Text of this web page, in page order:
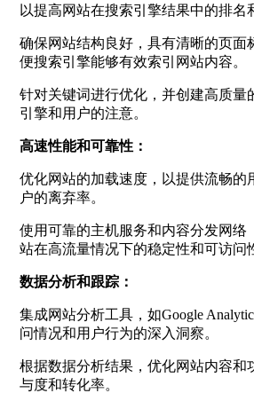
以提高网站在搜索引擎结果中的排名
确保网站结构良好，具有清晰的页面
便搜索引擎能够有效索引网站内容。
针对关键词进行优化，并创建高质量
引擎和用户的注意。
高速性能和可靠性：
优化网站的加载速度，以提供流畅的
户的离弃率。
使用可靠的主机服务和内容分发网络
站在高流量情况下的稳定性和可访问
数据分析和跟踪：
集成网站分析工具，如Google
问情况和用户行为的深入洞察。
根据数据分析结果，优化网站内容和
与度和转化率。